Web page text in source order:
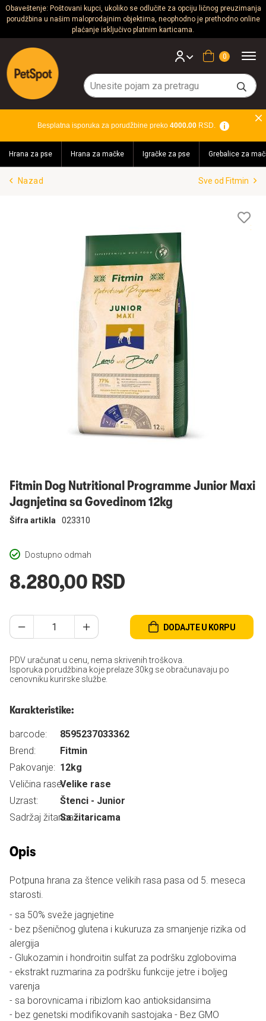
Obaveštenje: Poštovani kupci, ukoliko se odlučite za opciju ličnog preuzimanja
porudžbina u našim maloprodajnim objektima, neophodno je prethodno online
plaćanje isključivo platnim karticama.
Psi
Mačke
Glodari
Akvaristika
Teraristika
Brendovi
Korpa
Besplatna isporuka za porudžbine preko 4000.00RSD.
Hrana za pse Hrana za mačke Igračke za pse Grebalice za
Nazad Sve od Fitmin
Fitmin Dog Nutritional Programme Junior Maxi
Jagnjetina sa Govedinom 12kg
Dostupno odmah
Šifra artikla 023310
8.280,00 RSD
DODAJTE U KORPU
PDV uračunat u cenu, nema skrivenih troškova.
Isporuka porudžbina koje prelaze 30kg se obračunavaju po
cenovniku kurirske službe.
Karakteristike:
barcode:
8595237033362
Brend:
Fitmin
Pakovanje: 12kg
Veličina rase:Velike rase
Uzrast:
Štenci - Junior
Sadržaj žitarica:Sa žitaricama
Opis
Potpuna hrana za štence velikih rasa pasa od 5. meseca
starosti.
- sa 50% sveže jagnjetine
- bez pšeničnog glutena i kukuruza za smanjenje rizika od
alergija
- Glukozamin i hondroitin sulfat za podršku zglobovima
- ekstrakt ruzmarina za podršku funkcije jetre i boljeg
varenja
- sa borovnicama i ribizlom kao antioksidansima
- bez genetski modifikovanih sastojaka - Bez GMO